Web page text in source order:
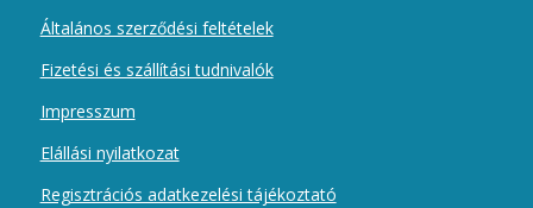
Általános szerződési feltételek
Fizetési és szállítási tudnivalók
Impresszum
Elállási nyilatkozat
Regisztrációs adatkezelési tájékoztató